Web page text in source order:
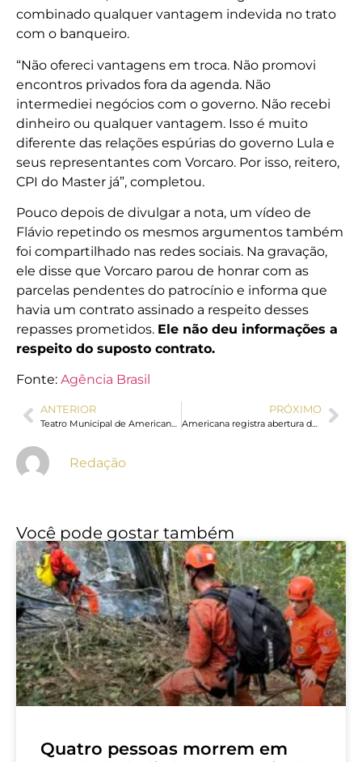
combinado qualquer vantagem indevida no trato
com o banqueiro.
“Não ofereci vantagens em troca. Não promovi
encontros privados fora da agenda. Não
intermediei negócios com o governo. Não recebi
dinheiro ou qualquer vantagem. Isso é muito
diferente das relações espúrias do governo Lula e
seus representantes com Vorcaro. Por isso, reitero,
CPI do Master já”, completou.
Pouco depois de divulgar a nota, um vídeo de
Flávio repetindo os mesmos argumentos também
foi compartilhado nas redes sociais. Na gravação,
ele disse que Vorcaro parou de honrar com as
parcelas pendentes do patrocínio e informa que
havia um contrato assinado a respeito desses
repasses prometidos. Ele não deu informações a
respeito do suposto contrato.
Fonte: Agência Brasil
ANTERIOR PRÓXIMO
Americana registra abertura de 3,2 mil empresas no 1º quadrimestre
Redação
Você pode gostar também
Quatro pessoas morrem em